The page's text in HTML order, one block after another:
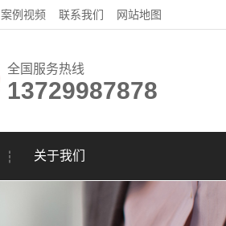
案例视频 联系我们 网站地图
全国服务热线
13729987878
关于我们